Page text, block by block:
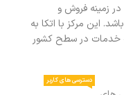
در زمینه فروش و
این مرکز با اتکا به
خدمات در سطح کشور
دسترسی های کاربر